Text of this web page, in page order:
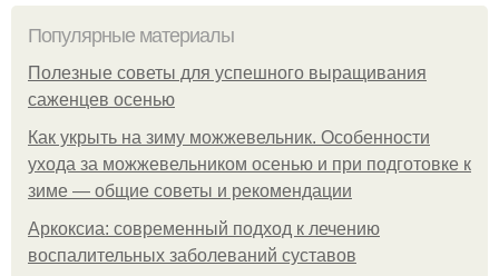
Популярные материалы
Полезные советы для успешного выращивания
саженцев осенью
Как укрыть на зиму можжевельник. Особенности
ухода за можжевельником осенью и при подготовке к
зиме — общие советы и рекомендации
Аркоксиа: современный подход к лечению
воспалительных заболеваний суставов